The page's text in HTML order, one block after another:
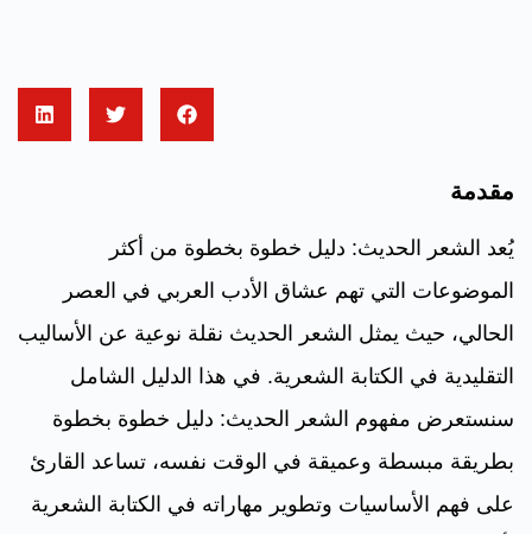
مقدمة
يُعد الشعر الحديث: دليل خطوة بخطوة من أكثر
الموضوعات التي تهم عشاق الأدب العربي في العصر
الحالي، حيث يمثل الشعر الحديث نقلة نوعية عن الأساليب
التقليدية في الكتابة الشعرية. في هذا الدليل الشامل
سنستعرض مفهوم الشعر الحديث: دليل خطوة بخطوة
بطريقة مبسطة وعميقة في الوقت نفسه، تساعد القارئ
على فهم الأساسيات وتطوير مهاراته في الكتابة الشعرية